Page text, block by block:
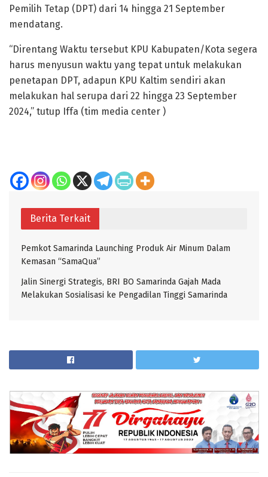
Pemilih Tetap (DPT) dari 14 hingga 21 September
mendatang.
“Direntang Waktu tersebut KPU Kabupaten/Kota segera
harus menyusun waktu yang tepat untuk melakukan
penetapan DPT, adapun KPU Kaltim sendiri akan
melakukan hal serupa dari 22 hingga 23 September
2024,” tutup Iffa (tim media center )
Berita Terkait
Pemkot Samarinda Launching Produk Air Minum Dalam
Kemasan “SamaQua”
Jalin Sinergi Strategis, BRI BO Samarinda Gajah Mada
Melakukan Sosialisasi ke Pengadilan Tinggi Samarinda